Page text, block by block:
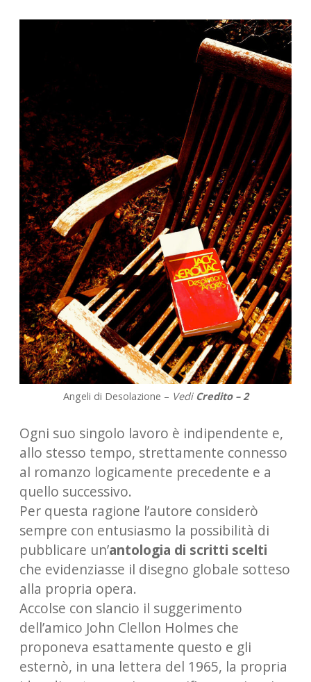
Angeli di Desolazione – Vedi Credito – 2
Ogni suo singolo lavoro è indipendente e,
allo stesso tempo, strettamente connesso
al romanzo logicamente precedente e a
quello successivo.
Per questa ragione l’autore considerò
sempre con entusiasmo la possibilità di
pubblicare un’antologia di scritti scelti
che evidenziasse il disegno globale sotteso
alla propria opera.
Accolse con slancio il suggerimento
dell’amico John Clellon Holmes che
proponeva esattamente questo e gli
esternò, in una lettera del 1965, la propria